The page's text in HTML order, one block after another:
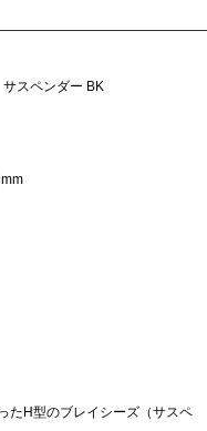
スペンダー BK
たH型のブレイシーズ（サスペ